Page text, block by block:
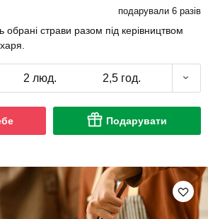
подарували 6 разів
обрані страви разом під керівництвом
2 люд. 2,5 год.
Подарувати